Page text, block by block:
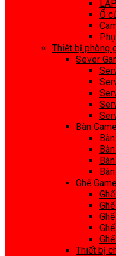
Ổ
Thiết bị phòng
Sever
Bàn
Ghế
Thiết bị